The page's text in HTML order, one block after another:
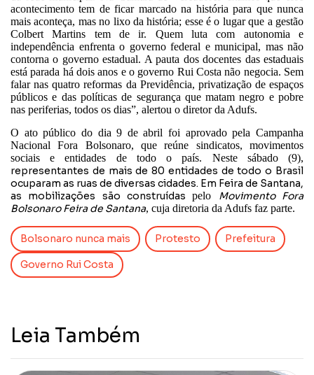
acontecimento tem de ficar marcado na história para que nunca
mais aconteça, mas no lixo da história; esse é o lugar que a gestão
Colbert Martins tem de ir. Quem luta com autonomia e
independência enfrenta o governo federal e municipal, mas não
contorna o governo estadual. A pauta dos docentes das estaduais
está parada há dois anos e o governo Rui Costa não negocia. Sem
falar nas quatro reformas da Previdência, privatização de espaços
públicos e das políticas de segurança que matam negro e pobre
nas periferias, todos os dias”, alertou o diretor da Adufs.
O ato público do dia 9 de abril foi aprovado pela Campanha
Nacional Fora Bolsonaro, que reúne sindicatos, movimentos
sociais e entidades de todo o país. Neste sábado (9),
representantes de mais de 80 entidades de todo o Brasil
ocuparam as ruas de diversas cidades. Em Feira de Santana,
as mobilizações são construídaspelo Movimento Fora
Bolsonaro Feira de Santana, cuja diretoria da Adufs faz parte.
Bolsonaro nunca mais Protesto Prefeitura
Governo Rui Costa
Leia Também